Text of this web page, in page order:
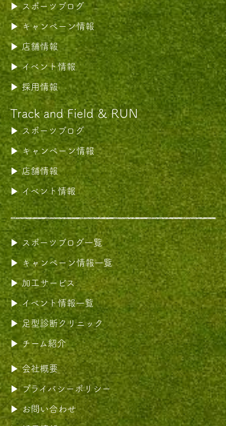
スポーツブログ
キャンペーン情報
店舗情報
イベント情報
採用情報
Track and Field & RUN
スポーツブログ
キャンペーン情報
店舗情報
イベント情報
スポーツブログ一覧
キャンペーン情報一覧
加工サービス
イベント情報一覧
足型診断クリニック
チーム紹介
会社概要
プライバシーポリシー
お問い合わせ